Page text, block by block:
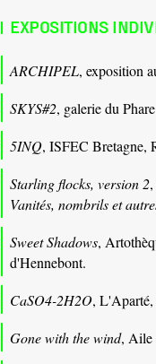
EXPOSITIONS
ARCHIPEL, exposition
SKYS#2, galerie du
5INQ, ISFEC Bretagne,
Starling flocks, version 2
Vanités, nombrils et
Sweet Shadows,
d'Hennebont.
CaSO4-2H2O,
Gone with the wind, Aile